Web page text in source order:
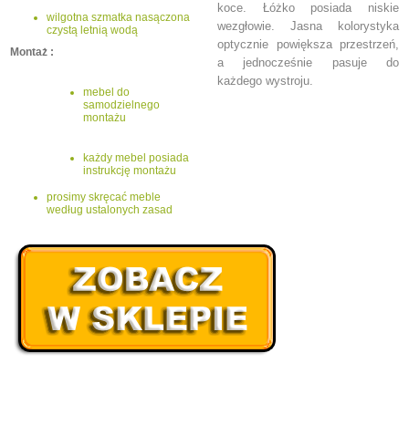
wilgotna szmatka nasączona
czystą letnią wodą
Montaż :
mebel do
samodzielnego
montażu
każdy mebel posiada
instrukcję montażu
prosimy skręcać meble
według ustalonych zasad
koce. Łóżko posiada niskie
wezgłowie. Jasna kolorystyka
optycznie powiększa przestrzeń,
a jednocześnie pasuje do
każdego wystroju.